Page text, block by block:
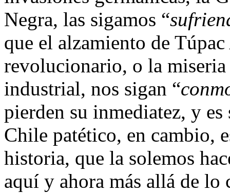
Negra, las sigamos “
que el alzamiento de
revolucionario, o la
industrial, nos sigan “
pierden su inmediatez, y es
Chile patético, en cambio,
historia, que la solemos
aquí y ahora más allá de lo